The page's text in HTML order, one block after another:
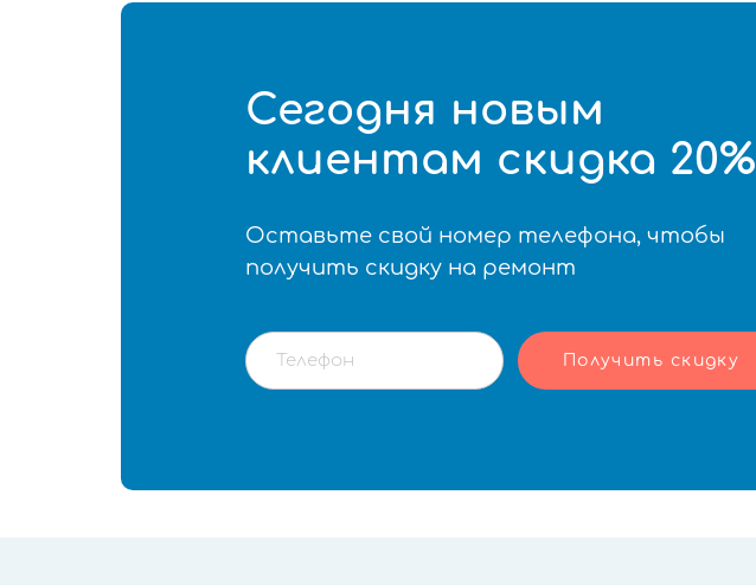
Сегодня новым
клиентам скидка 20%
Оставьте свой номер телефона, чтобы
получить скидку на ремонт